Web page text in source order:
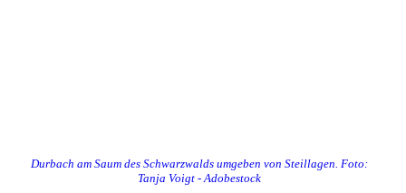
Durbach am Saum des Schwarzwalds umgeben von Steillagen. Foto:
Tanja Voigt - Adobestock